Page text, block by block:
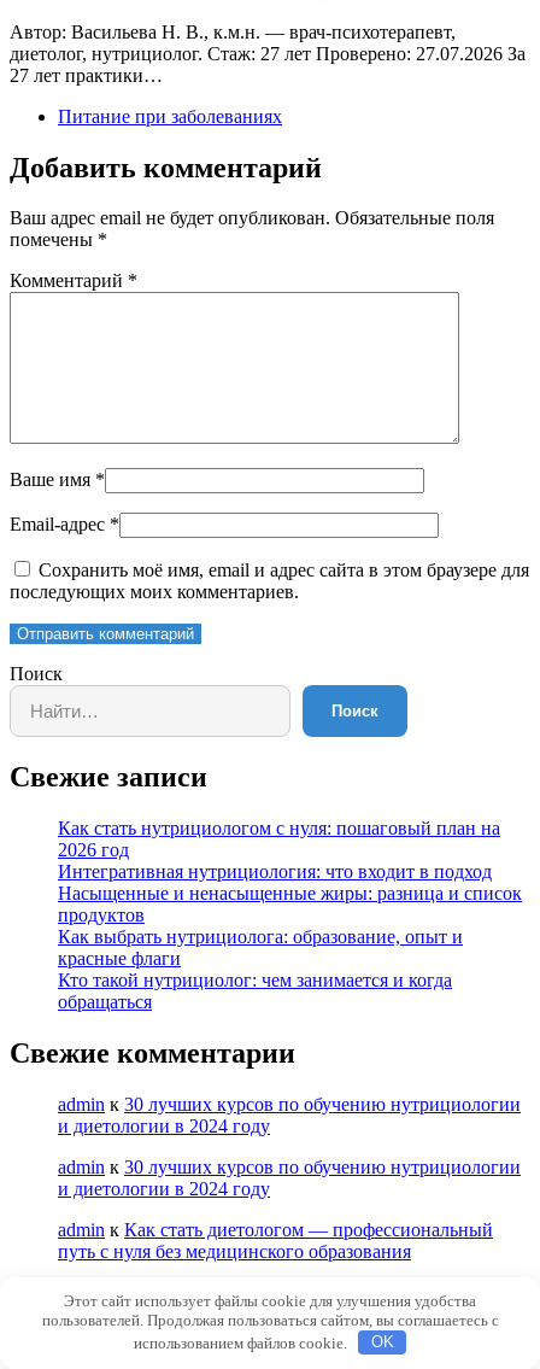
Автор: Васильева Н. В., к.м.н. — врач-психотерапевт,
диетолог, нутрициолог. Стаж: 27 лет Проверено: 27.07.2026 За
27 лет практики…
Питание при заболеваниях
Добавить комментарий
Ваш адрес email не будет опубликован. Обязательные поля
помечены *
Комментарий *
Ваше имя *
Email-адрес *
Сохранить моё имя, email и адрес сайта в этом браузере для
последующих моих комментариев.
Отправить комментарий
Поиск
Поиск
Свежие записи
Как стать нутрициологом с нуля: пошаговый план на
2026 год
Интегративная нутрициология: что входит в подход
Насыщенные и ненасыщенные жиры: разница и список
продуктов
Как выбрать нутрициолога: образование, опыт и
красные флаги
Кто такой нутрициолог: чем занимается и когда
обращаться
Свежие комментарии
admin к 30 лучших курсов по обучению нутрициологии
и диетологии в 2024 году
admin к 30 лучших курсов по обучению нутрициологии
и диетологии в 2024 году
admin к Как стать диетологом — профессиональный
путь с нуля без медицинского образования
Александра
Как стать диетологом —
профессиональный путь с нуля без медицинского
образования
Этот сайт использует файлы cookie для улучшения удобства
пользователей. Продолжая пользоваться сайтом, вы соглашаетесь с
использованием файлов cookie.
OK